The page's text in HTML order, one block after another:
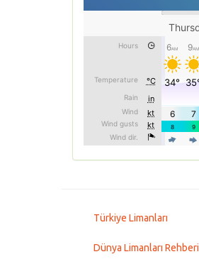
Türkiye Limanları
Dünya Limanları Rehberi